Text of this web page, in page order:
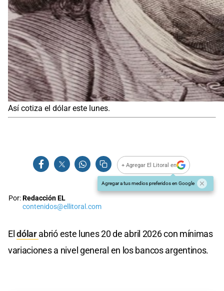
Así cotiza el dólar este lunes.
+ Agregar El Litoral en
Agregar a tus medios preferidos en Google
Por:Redacción EL
contenidos@ellitoral.com
Eldólarabrió este lunes 20 de abril 2026 con mínimas
variaciones a nivel general en los bancos argentinos.